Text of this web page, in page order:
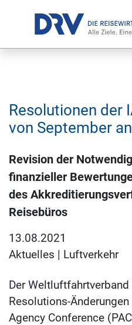
Resolutionen der
von September an
Revision der
finanzieller
des
Reisebüros
13.08.2021
Aktuelles | Luftverkehr
Der
Resolutions-
Agency Conference